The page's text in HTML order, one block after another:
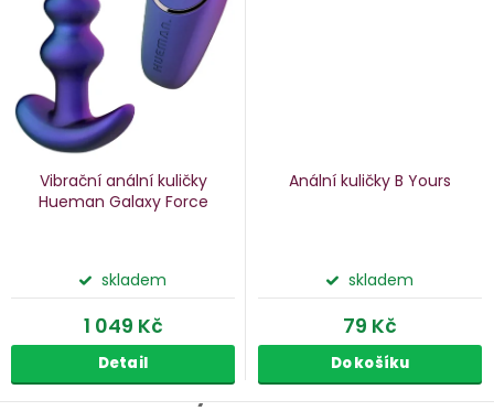
Vibrační anální kuličky
Hueman Galaxy Force
skladem
1 049 Kč
Detail
Anální kuličky B Yours
skladem
79 Kč
Do košíku
Anální kuličky